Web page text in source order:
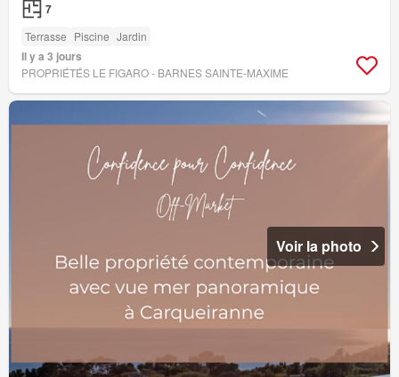
7
Terrasse Piscine Jardin
Il y a 3 jours
PROPRIÉTÉS LE FIGARO - BARNES SAINTE-MAXIME
Voir la photo